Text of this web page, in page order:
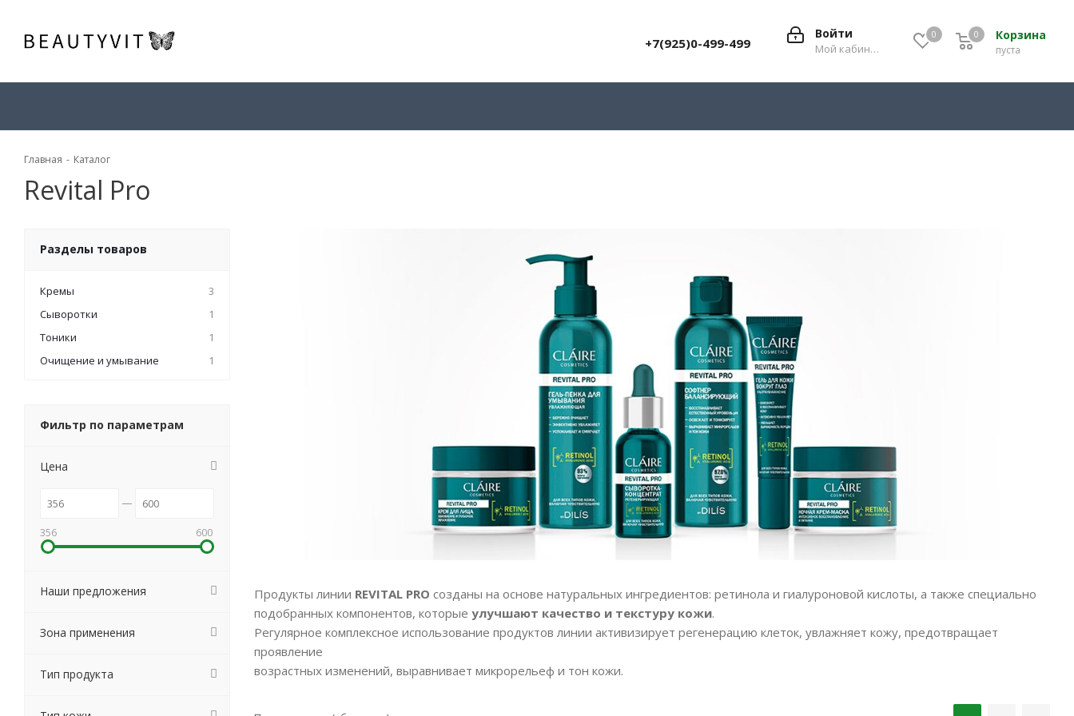
0 Корзина
0
пуста
0
Войти
Мой кабинет
+7(925)0-499-499
Главная - Каталог
Revital Pro
Продукты линии REVITAL PRO созданы на основе натуральных ингредиентов: ретинола и гиалуроновой кислоты, а также специально
подобранных компонентов, которые улучшают качество и текстуру кожи.
Регулярное комплексное использование продуктов линии активизирует регенерацию клеток, увлажняет кожу, предотвращает
проявление
возрастных изменений, выравнивает микрорельеф и тон кожи.
Разделы товаров
Кремы
3
Сыворотки
1
Тоники
1
Очищение и умывание
1
Фильтр по параметрам
Цена
356 600
Наши предложения
Зона применения
Тип продукта